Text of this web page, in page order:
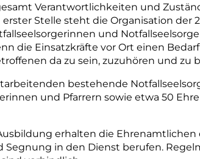
Verantwortlichkeiten und
erster Stelle steht die Organisation
und
die Einsatzkräfte vor Ort einen
da zu sein, zuzuhören und
bestehende
und Pfarrern sowie etwa 50
er­halten die
Segnung in den Dienst berufen.